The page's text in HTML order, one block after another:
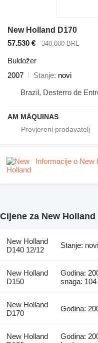
New Holland D170
57.530 €
340.000 BRL
Buldožer
2007
Stanje novi
Brazil, Desterro de
AM MÁQUINAS
Informacije o New
Cijene za New
New Holland
D140 12/12
Stanje: novi
New Holland
D150
Godina:
snaga:
New Holland
D170
Godina:
New Holland
Godina: